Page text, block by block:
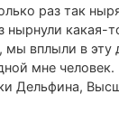
раз так
нырнули какая-
мы вплыли в эту
мне человек.
Дельфина,